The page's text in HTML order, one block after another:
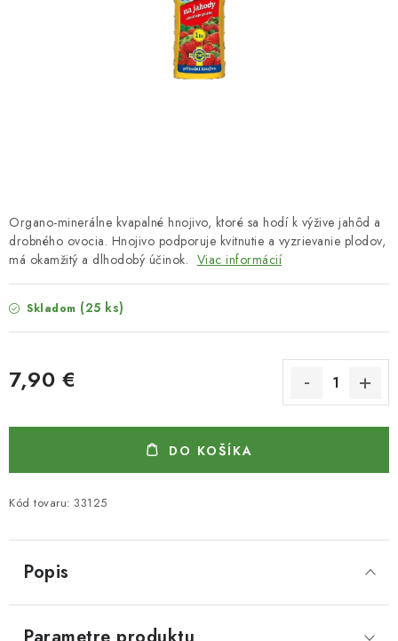
Kontakty
Obchodné podmienky
Podmienky ochrany osobných údajov
Organo-minerálne kvapalné hnojivo, ktoré sa hodí k výžive jahôd a
drobného ovocia. Hnojivo podporuje kvitnutie a vyzrievanie plodov,
má okamžitý a dlhodobý účinok. Viac informácií
Skladom (25 ks)
7,90 €
DO KOŠÍKA
Kód tovaru: 33125
Popis